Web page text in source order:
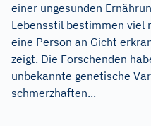
einer ungesunden
Lebensstil bestimmen viel
eine Person an Gicht
zeigt. Die Forschenden
unbekannte genetische
schmerzhaften...